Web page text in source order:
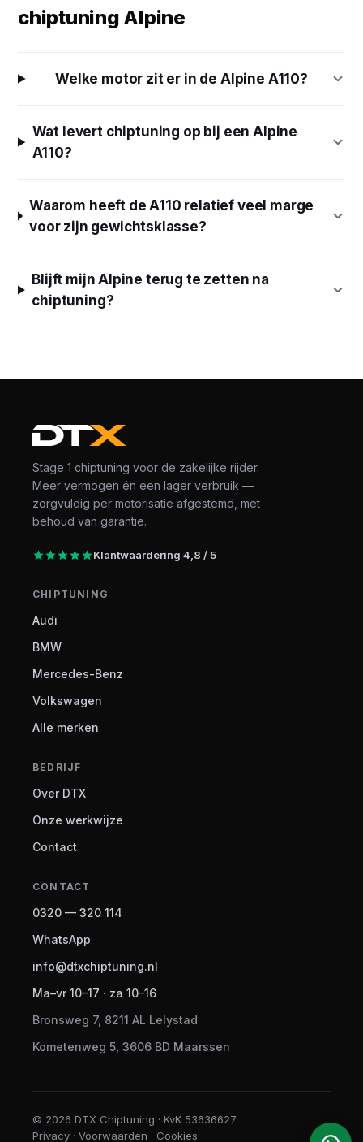
chiptuning Alpine
Welke motor zit er in de Alpine A110?
Wat levert chiptuning op bij een Alpine
A110?
Waarom heeft de A110 relatief veel marge
voor zijn gewichtsklasse?
Blijft mijn Alpine terug te zetten na
chiptuning?
Stage 1 chiptuning voor de zakelijke rijder.
Meer vermogen én een lager verbruik —
zorgvuldig per motorisatie afgestemd, met
behoud van garantie.
Klantwaardering 4,8 / 5
CHIPTUNING
Audi
BMW
Mercedes-Benz
Volkswagen
Alle merken
BEDRIJF
Over DTX
Onze werkwijze
Contact
CONTACT
0320 — 320 114
WhatsApp
info@dtxchiptuning.nl
Ma–vr 10–17 · za 10–16
Bronsweg 7, 8211 AL Lelystad
Kometenweg 5, 3606 BD Maarssen
© 2026 DTX Chiptuning · KvK 53636627
Privacy · Voorwaarden · Cookies